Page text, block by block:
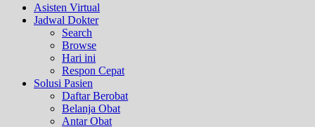
Asisten Virtual
Jadwal Dokter
Search
Browse
Hari ini
Respon Cepat
Solusi Pasien
Daftar Berobat
Belanja Obat
Antar Obat